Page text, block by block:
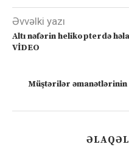
Əvvəlki yazı
Altı nəfərin helikopterdə
VİDEO
Müştərilər əmanətlərinin